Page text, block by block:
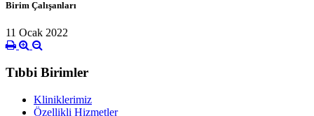
Birim Çalışanları
11 Ocak 2022
Tıbbi Birimler
Kliniklerimiz
Özellikli Hizmetler